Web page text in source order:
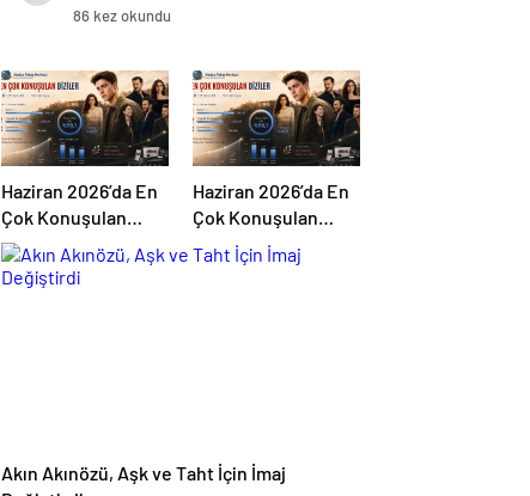
86 kez okundu
Haziran 2026’da En
Çok Konuşulan
Diziler!
Haziran 2026’da En
Çok Konuşulan
Diziler!
Akın Akınözü, Aşk ve Taht İçin İmaj